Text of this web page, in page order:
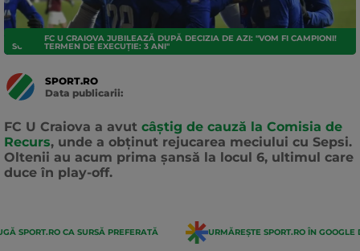
SUPERLIGA
FC U CRAIOVA JUBILEAZĂ DUPĂ DECIZIA DE AZI: "VOM FI CAMPIONI!
TERMEN DE EXECUȚIE: 3 ANI"
SPORT.RO
Data publicarii:
FC U Craiova a avut câștig de cauză la Comisia de
Recurs, unde a obținut rejucarea meciului cu Sepsi.
Oltenii au acum prima șansă la locul 6, ultimul care
duce în play-off.
SPORT.RO CA SURSĂ PREFERATĂ URMĂREȘTE SPORT.RO ÎN GOOGLE